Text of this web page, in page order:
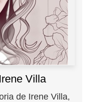
Villa
de Irene Villa,